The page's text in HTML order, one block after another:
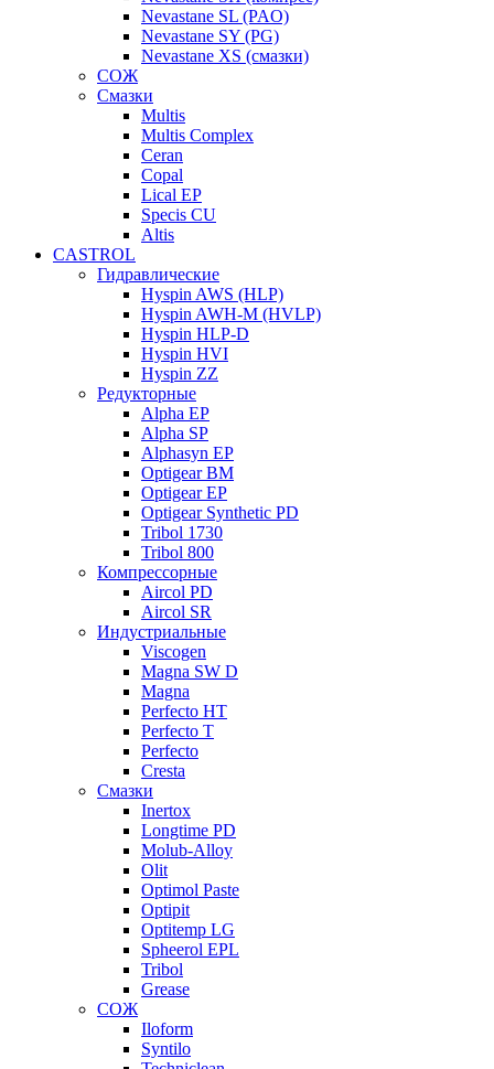
Nevastane SL (PAO)
Nevastane SY (PG)
Nevastane XS (смазки)
СОЖ
Смазки
Multis
Multis Complex
Ceran
Copal
Lical EP
Specis CU
Altis
CASTROL
Гидравлические
Hyspin AWS (HLP)
Hyspin AWH-M (HVLP)
Hyspin HLP-D
Hyspin HVI
Hyspin ZZ
Редукторные
Alpha EP
Alpha SP
Alphasyn EP
Optigear BM
Optigear EP
Optigear Synthetic PD
Tribol 1730
Tribol 800
Компрессорные
Aircol PD
Aircol SR
Индустриальные
Viscogen
Magna SW D
Magna
Perfecto HT
Perfecto T
Perfecto
Cresta
Смазки
Inertox
Longtime PD
Molub-Alloy
Olit
Optimol Paste
Optipit
Optitemp LG
Spheerol EPL
Tribol
Grease
СОЖ
Iloform
Syntilo